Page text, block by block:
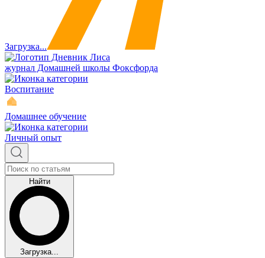
Загрузка...
журнал Домашней школы Фоксфорда
Воспитание
Домашнее обучение
Личный опыт
Найти
Загрузка...